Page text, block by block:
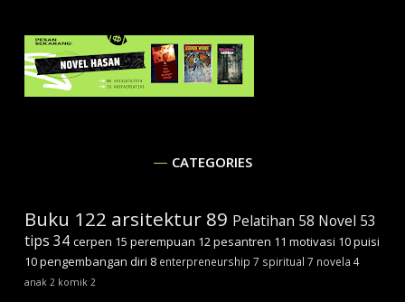
CATEGORIES
Buku 122 arsitektur 89 Pelatihan 58 Novel 53
tips 34 cerpen 15 perempuan 12pesantren 11 motivasi 10puisi
10pengembangan diri 8 enterpreneurship 7 spiritual 7 novela 4
anak 2 komik 2